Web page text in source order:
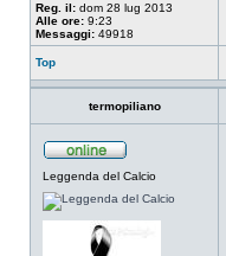
Reg. il: dom 28 lug 2013
Alle ore: 9:23
Messaggi: 49918
Top
termopiliano
Leggenda del Calcio